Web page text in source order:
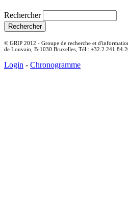
Rechercher
© GRIP 2012 - Groupe de recherche et
de Louvain, B-1030 Bruxelles, Tél.:
Login - Chronogramme